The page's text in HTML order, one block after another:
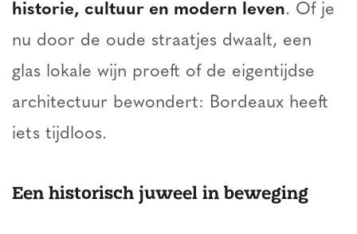
historie, cultuur en modern leven. Of je
nu door de oude straatjes dwaalt, een
glas lokale wijn proeft of de eigentijdse
architectuur bewondert: Bordeaux heeft
iets tijdloos.
Een historisch juweel in beweging